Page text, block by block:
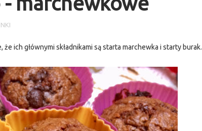
ich głównymi składnikami są starta marchewka i starty burak.